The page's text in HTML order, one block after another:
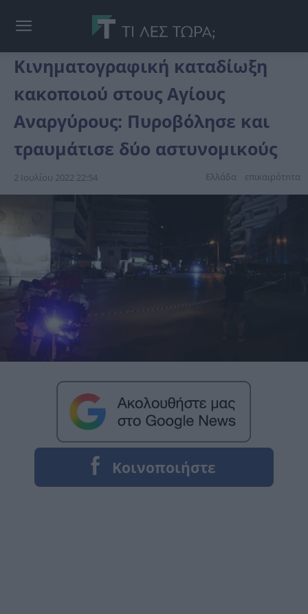
Κινηματογραφική καταδίωξη
κακοποιού στους Αγίους
Αναργύρους: Πυροβόλησε και
τραυμάτισε δύο αστυνομικούς
2 Ιουλίου 2022 22:54 Ελλάδα επικαιpότnτα